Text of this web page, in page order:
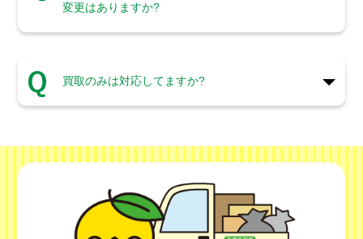
変更はありますか?
買取のみは対応してますか?